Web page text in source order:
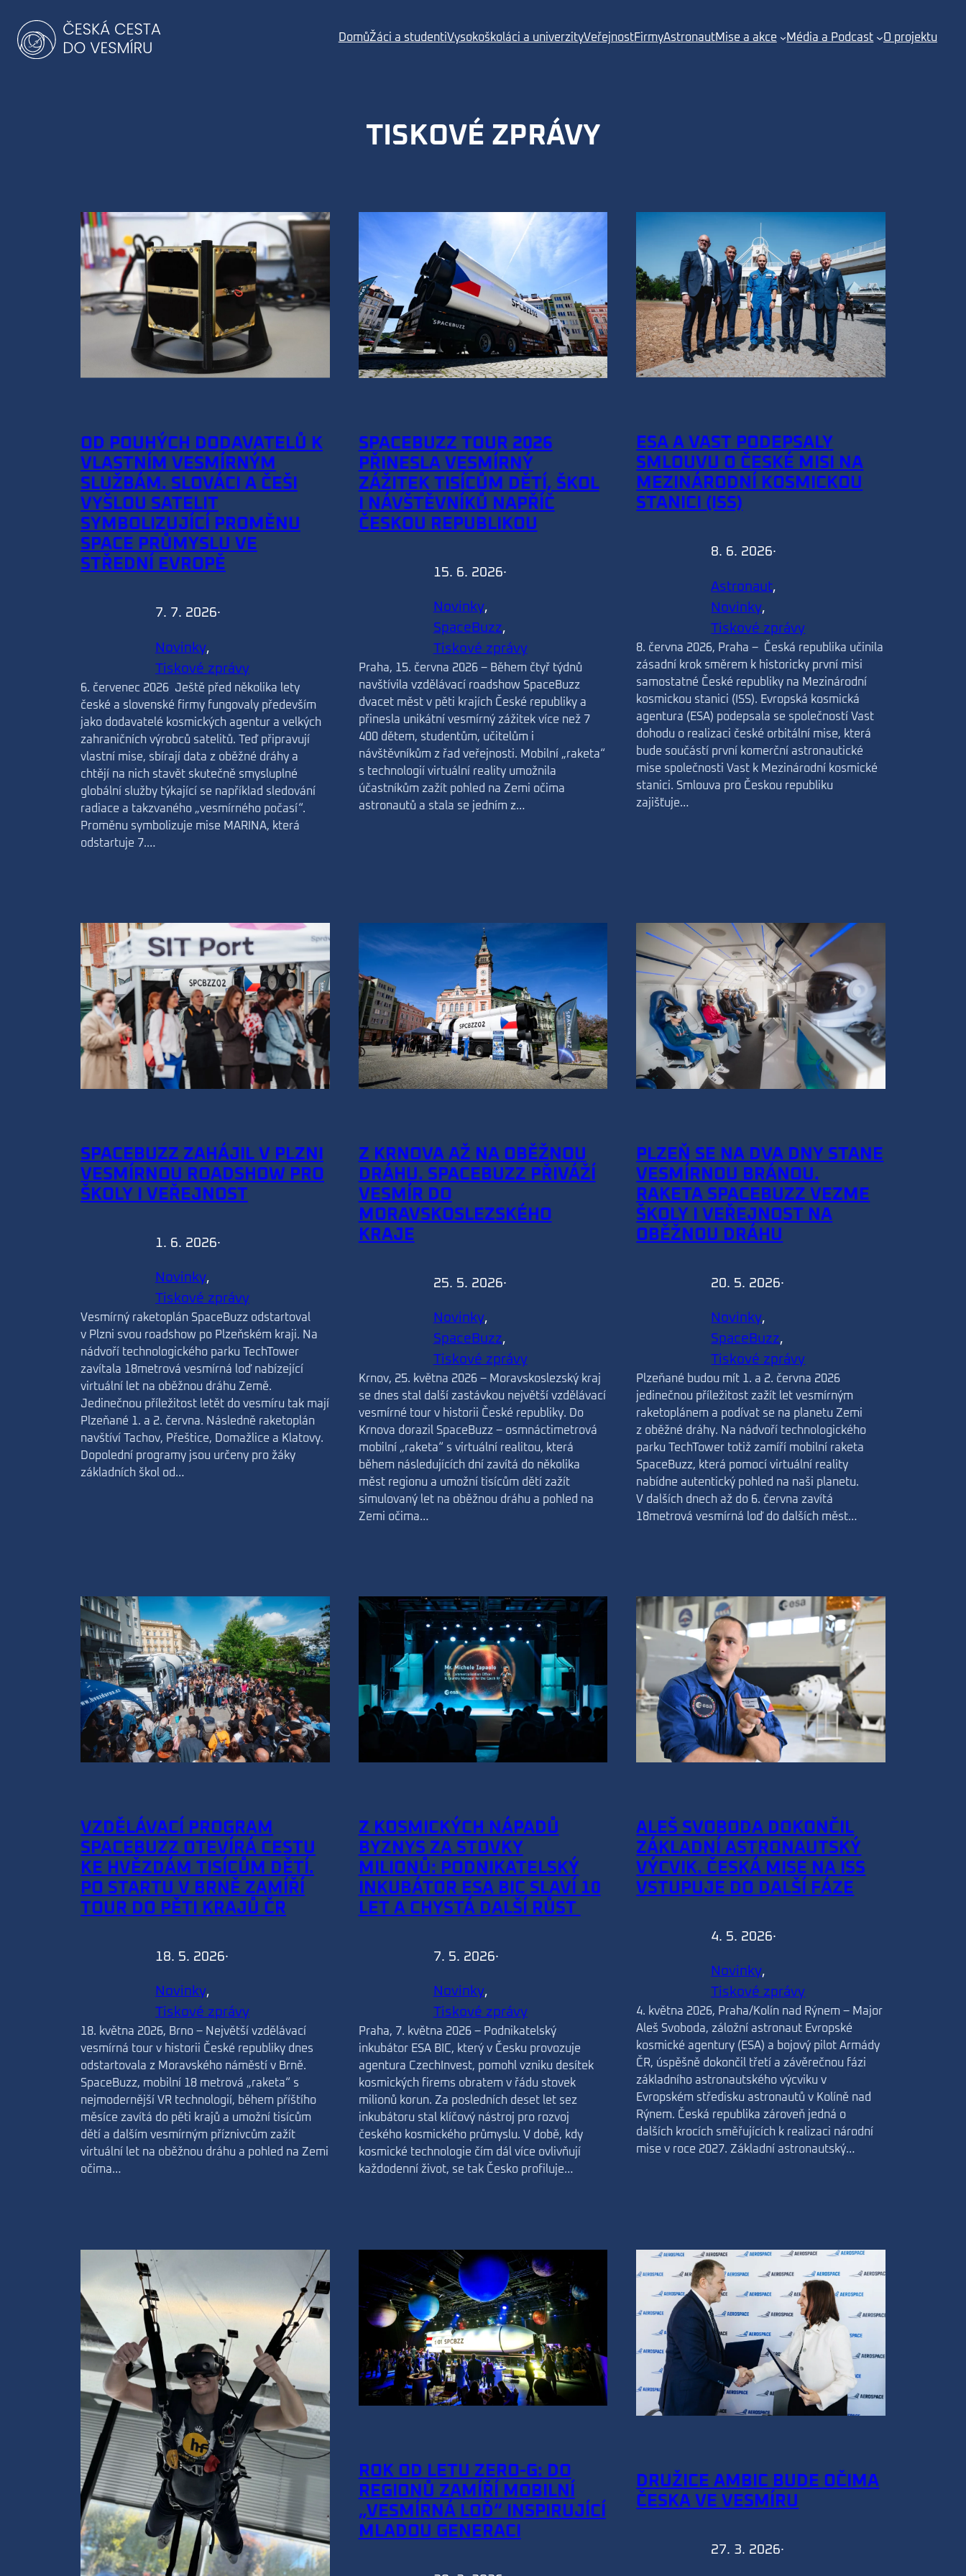
na
obsah
DomůŽáci a studentiVysokoškoláci a univerzityVeřejnostFirmyAstronautMise a akce Média a Podcast O projektu
TISKOVÉ ZPRÁVY
OD POUHÝCH DODAVATELŮ K
VLASTNÍM VESMÍRNÝM
SLUŽBÁM. SLOVÁCI A ČEŠI
VYŠLOU SATELIT
SYMBOLIZUJÍCÍ PROMĚNU
SPACE PRŮMYSLU VE
STŘEDNÍ EVROPĚ
7. 7. 2026·
Novinky
Tiskové zprávy
6. červenec 2026 Ještě před několika lety
české a slovenské firmy fungovaly především
jako dodavatelé kosmických agentur a velkých
zahraničních výrobců satelitů. Teď připravují
vlastní mise, sbírají data z oběžné dráhy a
chtějí na nich stavět skutečně smysluplné
globální služby týkající se například sledování
radiace a takzvaného „vesmírného počasí“.
Proměnu symbolizuje mise MARINA, která
odstartuje 7.…
SPACEBUZZ TOUR 2026
PŘINESLA VESMÍRNÝ
ZÁŽITEK TISÍCŮM DĚTÍ, ŠKOL
I NÁVŠTĚVNÍKŮ NAPŘÍČ
ČESKOU REPUBLIKOU
15. 6. 2026·
Novinky
SpaceBuzz
Tiskové zprávy
Praha, 15. června 2026 – Během čtyř týdnů
navštívila vzdělávací roadshow SpaceBuzz
dvacet měst v pěti krajích České republiky a
přinesla unikátní vesmírný zážitek více než 7
400 dětem, studentům, učitelům i
návštěvníkům z řad veřejnosti. Mobilní „raketa“
s technologií virtuální reality umožnila
účastníkům zažít pohled na Zemi očima
astronautů a stala se jedním z…
ESA A VAST PODEPSALY
SMLOUVU O ČESKÉ MISI NA
MEZINÁRODNÍ KOSMICKOU
STANICI (ISS)
8. 6. 2026·
Astronaut
Novinky
Tiskové zprávy
8. června 2026, Praha – Česká republika učinila
zásadní krok směrem k historicky první misi
samostatné České republiky na Mezinárodní
kosmickou stanici (ISS). Evropská kosmická
agentura (ESA) podepsala se společností Vast
dohodu o realizaci české orbitální mise, která
bude součástí první komerční astronautické
mise společnosti Vast k Mezinárodní kosmické
stanici. Smlouva pro Českou republiku
zajišťuje…
SPACEBUZZ ZAHÁJIL V PLZNI
VESMÍRNOU ROADSHOW PRO
ŠKOLY I VEŘEJNOST
1. 6. 2026·
Novinky
Tiskové zprávy
Vesmírný raketoplán SpaceBuzz odstartoval
v Plzni svou roadshow po Plzeňském kraji. Na
nádvoří technologického parku TechTower
zavítala 18metrová vesmírná loď nabízející
virtuální let na oběžnou dráhu Země.
Jedinečnou příležitost letět do vesmíru tak mají
Plzeňané 1. a 2. června. Následně raketoplán
navštíví Tachov, Přeštice, Domažlice a Klatovy.
Dopolední programy jsou určeny pro žáky
základních škol od…
Z KRNOVA AŽ NA OBĚŽNOU
DRÁHU. SPACEBUZZ PŘIVÁŽÍ
VESMÍR DO
MORAVSKOSLEZSKÉHO
KRAJE
25. 5. 2026·
Novinky
SpaceBuzz
Tiskové zprávy
Krnov, 25. května 2026 – Moravskoslezský kraj
se dnes stal další zastávkou největší vzdělávací
vesmírné tour v historii České republiky. Do
Krnova dorazil SpaceBuzz – osmnáctimetrová
mobilní „raketa“ s virtuální realitou, která
během následujících dní zavítá do několika
měst regionu a umožní tisícům dětí zažít
simulovaný let na oběžnou dráhu a pohled na
Zemi očima…
PLZEŇ SE NA DVA DNY STANE
VESMÍRNOU BRÁNOU.
RAKETA SPACEBUZZ VEZME
ŠKOLY I VEŘEJNOST NA
OBĚŽNOU DRÁHU
20. 5. 2026·
Novinky
SpaceBuzz
Tiskové zprávy
Plzeňané budou mít 1. a 2. června 2026
jedinečnou příležitost zažít let vesmírným
raketoplánem a podívat se na planetu Zemi
z oběžné dráhy. Na nádvoří technologického
parku TechTower totiž zamíří mobilní raketa
SpaceBuzz, která pomocí virtuální reality
nabídne autentický pohled na naši planetu.
V dalších dnech až do 6. června zavítá
18metrová vesmírná loď do dalších měst…
VZDĚLÁVACÍ PROGRAM
SPACEBUZZ OTEVÍRÁ CESTU
KE HVĚZDÁM TISÍCŮM DĚTÍ.
PO STARTU V BRNĚ ZAMÍŘÍ
TOUR DO PĚTI KRAJŮ ČR
18. 5. 2026·
Novinky
Tiskové zprávy
18. května 2026, Brno – Největší vzdělávací
vesmírná tour v historii České republiky dnes
odstartovala z Moravského náměstí v Brně.
SpaceBuzz, mobilní 18 metrová „raketa“ s
nejmodernější VR technologií, během příštího
měsíce zavítá do pěti krajů a umožní tisícům
dětí a dalším vesmírným příznivcům zažít
virtuální let na oběžnou dráhu a pohled na Zemi
očima…
Z KOSMICKÝCH NÁPADŮ
BYZNYS ZA STOVKY
MILIONŮ: PODNIKATELSKÝ
INKUBÁTOR ESA BIC SLAVÍ 10
LET A CHYSTÁ DALŠÍ RŮST
7. 5. 2026·
Novinky
Tiskové zprávy
Praha, 7. května 2026 – Podnikatelský
inkubátor ESA BIC, který v Česku provozuje
agentura CzechInvest, pomohl vzniku desítek
kosmických firems obratem v řádu stovek
milionů korun. Za posledních deset let sez
inkubátoru stal klíčový nástroj pro rozvoj
českého kosmického průmyslu. V době, kdy
kosmické technologie čím dál více ovlivňují
každodenní život, se tak Česko profiluje…
ALEŠ SVOBODA DOKONČIL
ZÁKLADNÍ ASTRONAUTSKÝ
VÝCVIK. ČESKÁ MISE NA ISS
VSTUPUJE DO DALŠÍ FÁZE
4. 5. 2026·
Novinky
Tiskové zprávy
4. května 2026, Praha/Kolín nad Rýnem – Major
Aleš Svoboda, záložní astronaut Evropské
kosmické agentury (ESA) a bojový pilot Armády
ČR, úspěšně dokončil třetí a závěrečnou fázi
základního astronautského výcviku v
Evropském středisku astronautů v Kolíně nad
Rýnem. Česká republika zároveň jedná o
dalších krocích směřujících k realizaci národní
mise v roce 2027. Základní astronautský…
ROK OD LETU ZERO-G: DO
REGIONŮ ZAMÍŘÍ MOBILNÍ
„VESMÍRNÁ LOĎ“ INSPIRUJÍCÍ
MLADOU GENERACI
DRUŽICE AMBIC BUDE OČIMA
ČESKA VE VESMÍRU
27. 3. 2026·